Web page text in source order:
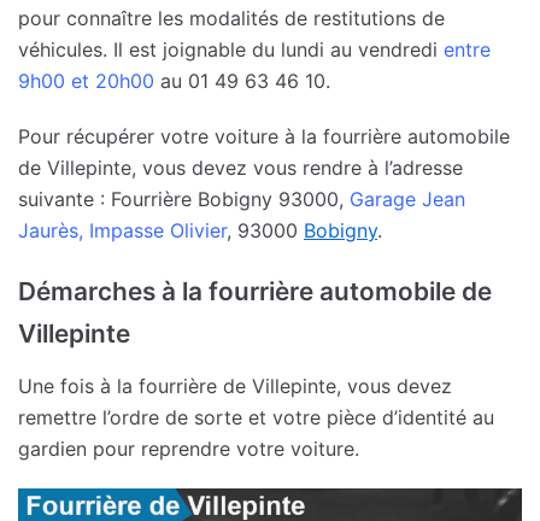
pour connaître les modalités de restitutions de
véhicules. Il est joignable du lundi au vendredi entre
9h00 et 20h00 au 01 49 63 46 10.
Pour récupérer votre voiture à la fourrière automobile
de Villepinte, vous devez vous rendre à l’adresse
suivante : Fourrière Bobigny 93000, Garage Jean
Jaurès, Impasse Olivier, 93000 Bobigny.
Démarches à la fourrière automobile de
Villepinte
Une fois à la fourrière de Villepinte, vous devez
remettre l’ordre de sorte et votre pièce d’identité au
gardien pour reprendre votre voiture.